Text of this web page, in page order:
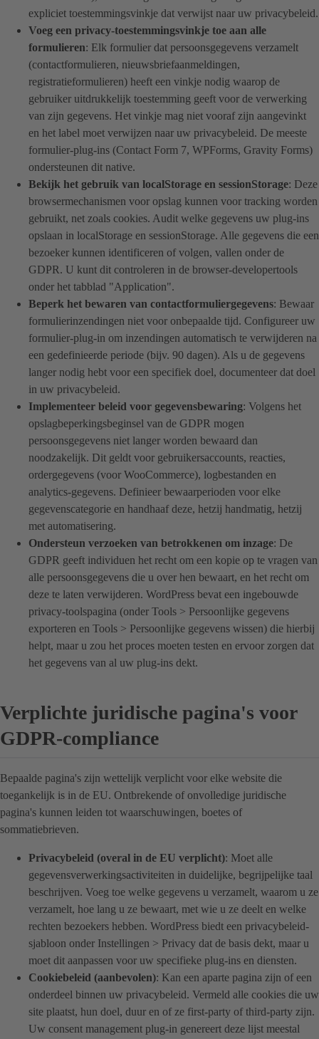
expliciet toestemmingsvinkje dat verwijst naar uw privacybeleid.
Voeg een privacy-toestemmingsvinkje toe aan alle
formulieren: Elk formulier dat persoonsgegevens verzamelt
(contactformulieren, nieuwsbriefaanmeldingen,
registratieformulieren) heeft een vinkje nodig waarop de
gebruiker uitdrukkelijk toestemming geeft voor de verwerking
van zijn gegevens. Het vinkje mag niet vooraf zijn aangevinkt
en het label moet verwijzen naar uw privacybeleid. De meeste
formulier-plug-ins (Contact Form 7, WPForms, Gravity Forms)
ondersteunen dit native.
Bekijk het gebruik van localStorage en sessionStorage: Deze
browsermechanismen voor opslag kunnen voor tracking worden
gebruikt, net zoals cookies. Audit welke gegevens uw plug-ins
opslaan in localStorage en sessionStorage. Alle gegevens die een
bezoeker kunnen identificeren of volgen, vallen onder de
GDPR. U kunt dit controleren in de browser-developertools
onder het tabblad "Application".
Beperk het bewaren van contactformuliergegevens: Bewaar
formulierinzendingen niet voor onbepaalde tijd. Configureer uw
formulier-plug-in om inzendingen automatisch te verwijderen na
een gedefinieerde periode (bijv. 90 dagen). Als u de gegevens
langer nodig hebt voor een specifiek doel, documenteer dat doel
in uw privacybeleid.
Implementeer beleid voor gegevensbewaring: Volgens het
opslagbeperkingsbeginsel van de GDPR mogen
persoonsgegevens niet langer worden bewaard dan
noodzakelijk. Dit geldt voor gebruikersaccounts, reacties,
ordergegevens (voor WooCommerce), logbestanden en
analytics-gegevens. Definieer bewaarperioden voor elke
gegevenscategorie en handhaaf deze, hetzij handmatig, hetzij
met automatisering.
Ondersteun verzoeken van betrokkenen om inzage: De
GDPR geeft individuen het recht om een kopie op te vragen van
alle persoonsgegevens die u over hen bewaart, en het recht om
deze te laten verwijderen. WordPress bevat een ingebouwde
privacy-toolspagina (onder Tools > Persoonlijke gegevens
exporteren en Tools > Persoonlijke gegevens wissen) die hierbij
helpt, maar u zou het proces moeten testen en ervoor zorgen dat
het gegevens van al uw plug-ins dekt.
Verplichte juridische pagina's voor
GDPR-compliance
Bepaalde pagina's zijn wettelijk verplicht voor elke website die
toegankelijk is in de EU. Ontbrekende of onvolledige juridische
pagina's kunnen leiden tot waarschuwingen, boetes of
sommatiebrieven.
Privacybeleid (overal in de EU verplicht): Moet alle
gegevensverwerkingsactiviteiten in duidelijke, begrijpelijke taal
beschrijven. Voeg toe welke gegevens u verzamelt, waarom u ze
verzamelt, hoe lang u ze bewaart, met wie u ze deelt en welke
rechten bezoekers hebben. WordPress biedt een privacybeleid-
sjabloon onder Instellingen > Privacy dat de basis dekt, maar u
moet dit aanpassen voor uw specifieke plug-ins en diensten.
Cookiebeleid (aanbevolen): Kan een aparte pagina zijn of een
onderdeel binnen uw privacybeleid. Vermeld alle cookies die uw
site plaatst, hun doel, duur en of ze first-party of third-party zijn.
Uw consent management plug-in genereert deze lijst meestal